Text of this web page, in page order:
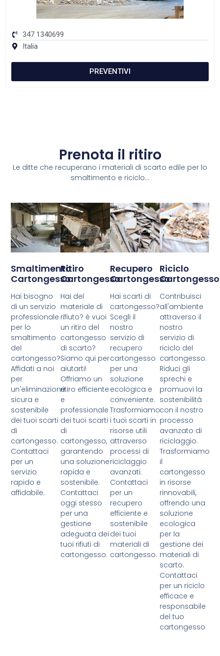
347 1340699
Italia
PREVENTIVI
Prenota il ritiro
Le ditte che recuperano i materiali di scarto edile per lo
smaltimento e riciclo...
Smaltimento
Cartongesso
Hai bisogno
di un servizio
professionale
per lo
smaltimento
del
cartongesso?
Affidati a noi
per
un'eliminazione
sicura e
sostenibile
dei tuoi scarti
di
cartongesso.
Contattaci
per un
servizio
rapido e
affidabile.
Ritiro
Cartongesso
Hai del
materiale di
rifiuto? è vuoi
un ritiro del
cartongesso
di scarto?
Siamo qui per
aiutarti!
Offriamo un
ritiro efficiente
e
professionale
dei tuoi scarti
di
cartongesso,
garantendo
una soluzione
rapida e
sostenibile.
Contattaci
oggi stesso
per una
gestione
adeguata dei
tuoi rifiuti di
cartongesso.
Recupero
Cartongesso
Hai scarti di
cartongesso?
Scegli il
nostro
servizio di
recupero
cartongesso
per una
soluzione
ecologica e
conveniente.
Trasformiamo
i tuoi scarti in
risorse utili
attraverso
processi di
riciclaggio
avanzati.
Contattaci
per un
recupero
efficiente e
sostenibile
dei tuoi
materiali di
cartongesso.
Riciclo
Cartongesso
Contribuisci
all'ambiente
attraverso il
nostro
servizio di
riciclo del
cartongesso.
Riduci gli
sprechi e
promuovi la
sostenibilità
con il nostro
processo
avanzato di
riciclaggio.
Trasformiamo
il
cartongesso
in risorse
rinnovabili,
offrendo una
soluzione
ecologica
per la
gestione dei
materiali di
scarto.
Contattaci
per un riciclo
efficace e
responsabile
del tuo
cartongesso